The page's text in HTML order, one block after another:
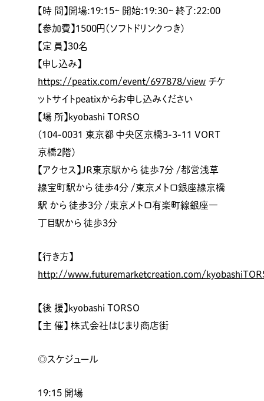
【時 間】開場:19:15~ 開始:19:30~ 終了:22:00
【参加費】1500円(ソフトドリンクつき)
【定 員】30名
【申し込み】
https://peatix.com/event/697878/view チケ
ットサイトpeatixからお申し込みください
【場 所】kyobashi TORSO
(104-0031 東京都 中央区京橋3-3-11 VORT
京橋2階)
【アクセス】JR東京駅から 徒歩7分 /都営浅草
線宝町駅から 徒歩4分 /東京メトロ銀座線京橋
駅 から 徒歩3分 /東京メトロ有楽町線銀座一
丁目駅から 徒歩3分
【行き方】
http://www.futuremarketcreation.com/
【後 援】kyobashi TORSO
【主 催】 株式会社はじまり商店街
◎スケジュール
19:15 開場